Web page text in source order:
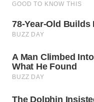
TENGAH
WN DELI
WN
TEBING